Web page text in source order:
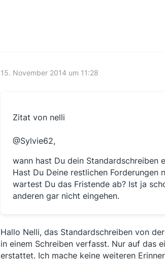
15. November 2014 um 11:28
Zitat von nelli
@Sylvie62,
wann hast Du dein Standardschreiben
Hast Du Deine restlichen
wartest Du das Fristende ab? Ist ja
anderen gar nicht eingehen.
Hallo Nelli, das Standardschreiben von
in einem Schreiben verfasst. Nur auf das
erstattet. Ich mache keine weiteren